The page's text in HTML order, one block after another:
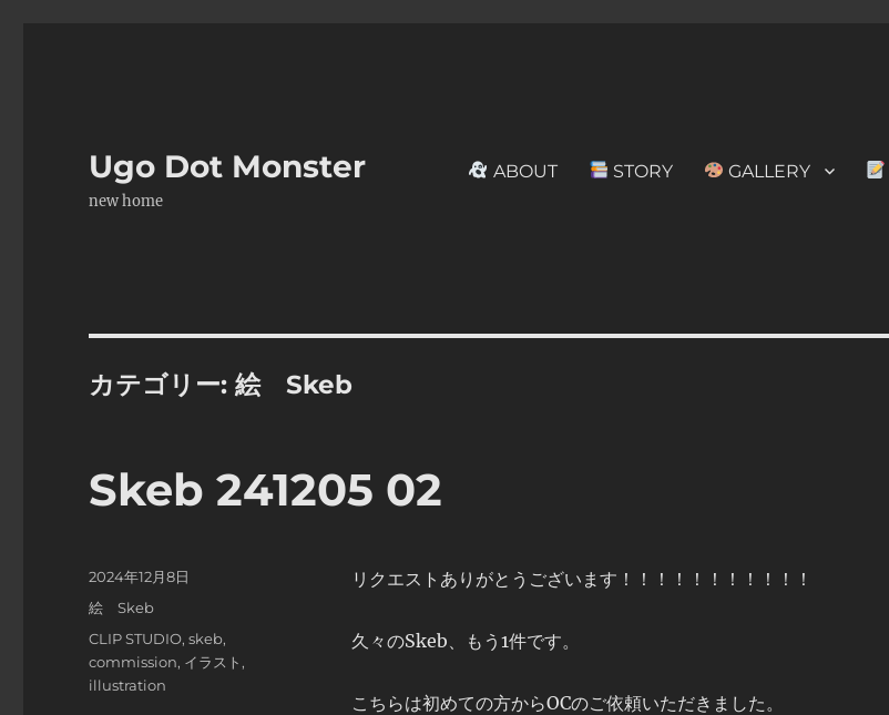
Ugo Dot Monster
new home
ABOUT STORY GALLERY
カテゴリー:絵 Skeb
Skeb 241205 02
リクエストありがとうございます！！！！！！！！！！！
久々のSkeb、もう1件です。
こちらは初めての方からOCのご依頼いただきました。
投
稿
2024年12月8日
カ
リ
絵 Skeb
タ
グ
CLIP STUDIO,skeb,
commission, イラスト ,
illustration